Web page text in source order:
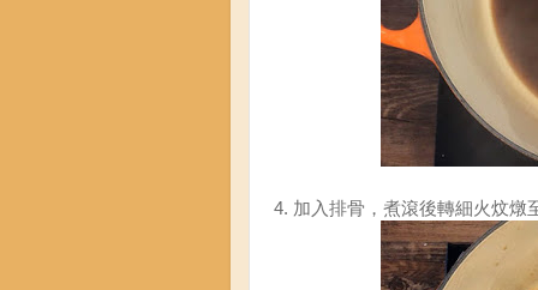
4. 加入排骨，煮滾後轉細火炆燉